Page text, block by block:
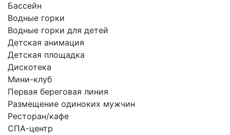
Бассейн
Водные горки
Водные горки для детей
Детская анимация
Детская площадка
Дискотека
Мини-клуб
Первая береговая линия
Размещение одиноких мужчин
Ресторан/кафе
СПА-центр